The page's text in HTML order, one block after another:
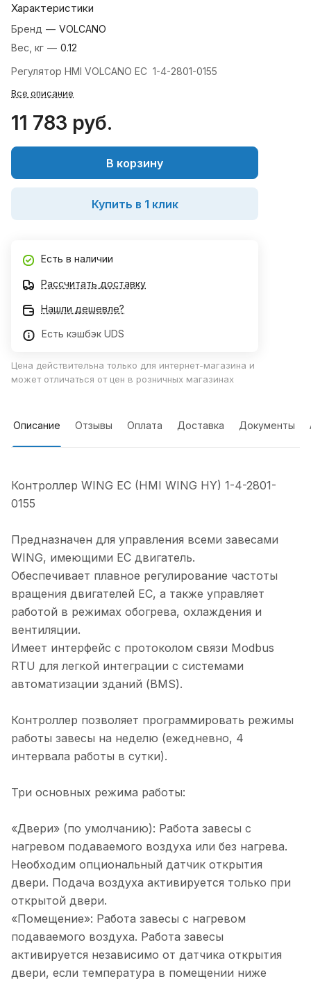
Характеристики
Бренд — VOLCANO
Вес, кг — 0.12
Регулятор HMI VOLCANO EC 1-4-2801-0155
Все описание
11 783 руб.
В корзину
Купить в 1 клик
Есть в наличии
Рассчитать доставку
Нашли дешевле?
Есть кэшбэк UDS
Цена действительна только для интернет-магазина и
может отличаться от цен в розничных магазинах
Описание Отзывы Оплата Доставка Документы
Контроллер WING EC (HMI WING HY) 1-4-2801-
0155
Предназначен для управления всеми завесами
WING, имеющими EC двигатель.
Обеспечивает плавное регулирование частоты
вращения двигателей EC, а также управляет
работой в режимах обогрева, охлаждения и
вентиляции.
Имеет интерфейс с протоколом связи Modbus
RTU для легкой интеграции с системами
автоматизации зданий (BMS).
Контроллер позволяет программировать режимы
работы завесы на неделю (ежедневно, 4
интервала работы в сутки).
Три основных режима работы:
«Двери» (по умолчанию): Работа завесы с
нагревом подаваемого воздуха или без нагрева.
Необходим опциональный датчик открытия
двери. Подача воздуха активируется только при
открытой двери.
«Помещение»: Работа завесы с нагревом
подаваемого воздуха. Работа завесы
активируется независимо от датчика открытия
двери, если температура в помещении ниже